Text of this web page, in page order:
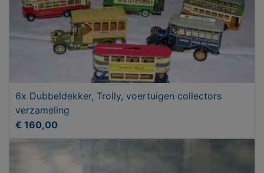
6x Dubbeldekker, Trolly, voertuigen collectors
verzameling
€ 160,00